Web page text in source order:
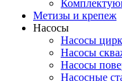
Метизы и крепеж
Насосы
Насосы
Насосы
Насосы
Насосные